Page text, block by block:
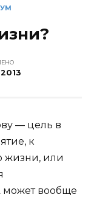
— цель в
к
жизни, или
может вообще